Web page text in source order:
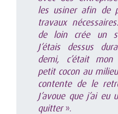
les usiner afin de
travaux
de loin crée un
J’étais dessus
demi, c’était
petit cocon au
contente de le
J’avoue que j’ai
quitter».